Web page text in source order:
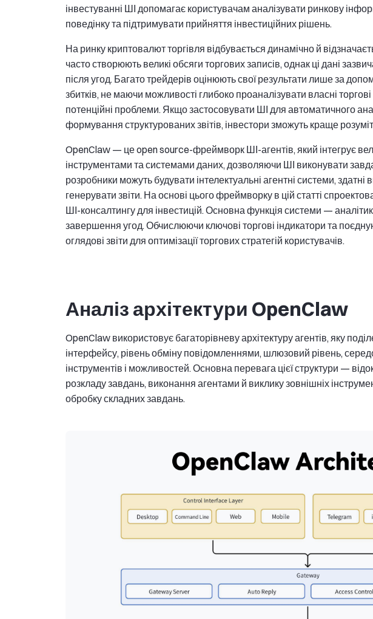
інвестуванні ШІ допомагає користувачам аналізувати ринкову
поведінку та підтримувати прийняття інвестиційних рішень.
На ринку криптовалют торгівля відбувається динамічно й
часто створюють великі обсяги торгових записів, однак ці дані
після угод. Багато трейдерів оцінюють свої результати лише за
збитків, не маючи можливості глибоко проаналізувати власні торгові
потенційні проблеми. Якщо застосовувати ШІ для автоматичного
формування структурованих звітів, інвестори зможуть краще
OpenClaw — це open source-фреймворк ШІ-агентів, який інтегрує
інструментами та системами даних, дозволяючи ШІ виконувати
розробники можуть будувати інтелектуальні агентні системи, здатні
генерувати звіти. На основі цього фреймворку в цій статті
ШІ-консалтингу для інвестицій. Основна функція системи — аналітика
завершення угод. Обчислюючи ключові торгові індикатори та
оглядові звіти для оптимізації торгових стратегій користувачів.
Аналіз архітектури OpenClaw
OpenClaw використовує багаторівневу архітектуру агентів, яку
інтерфейсу, рівень обміну повідомленнями, шлюзовий рівень,
інструментів і можливостей. Основна перевага цієї структури —
розкладу завдань, виконання агентами й виклику зовнішніх
обробку складних завдань.